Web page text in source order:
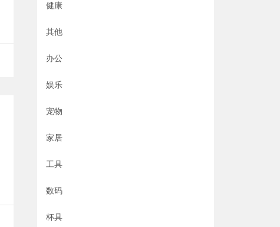
健康
其他
办公
娱乐
宠物
家居
工具
数码
杯具